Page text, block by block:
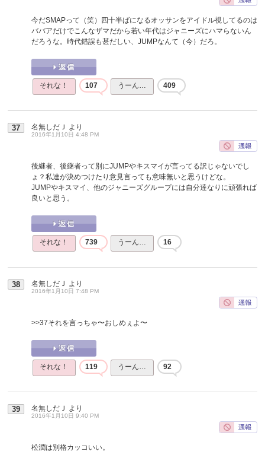
今だSMAPって（笑）四十半ばになるオッサンをアイドル視してるのは
ババアだけでこんなザマだから若い年代はジャニーズにハマらないん
だろうな。時代錯誤も甚だしい、JUMPなんて（今）だろ。
それな！ 107 うーん… 409
37 名無しだＪ より
2016年1月10日 4:48 PM
後継者、後継者って別にJUMPやキスマイが言ってる訳じゃないでし
ょ？私達が決めつけたり意見言っても意味無いと思うけどな。
JUMPやキスマイ、他のジャニーズグループには自分達なりに頑張れば
良いと思う。
それな！ 739 うーん… 16
38 名無しだＪ より
2016年1月10日 7:48 PM
>>37それを言っちゃ〜おしめぇよ〜
それな！ 119 うーん… 92
39 名無しだＪ より
2016年1月10日 9:40 PM
松潤は別格カッコいい。